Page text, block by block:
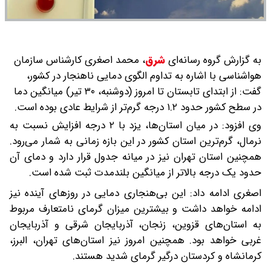
به گزارش گروه رسانه‌ایشرق، محمد اصغری کارشناس سازمان
هواشناسی با اشاره به تداوم الگوی دمایی ناهنجار در کشور،
گفت: از ابتدای تابستان تا امروز (دوشنبه، ۳۰ تیر) میانگین دما
در سطح کشور حدود ۱.۲ درجه گرم‌تر از شرایط عادی بوده است.
وی افزود: در میان استان‌ها، یزد با ۲ درجه افزایش نسبت به
نرمال، گرم‌ترین استان کشور در این بازه زمانی به شمار می‌رود.
همچنین استان تهران نیز در میانه جدول قرار دارد و دمای آن
حدود یک درجه بالاتر از میانگین بلندمدت ثبت شده است.
اصغری ادامه داد: این بی‌هنجاری دمایی در روزهای آینده نیز
ادامه خواهد داشت و بیشترین میزان گرمای نامتعارف مربوط
به استان‌های قزوین، زنجان، آذربایجان شرقی و آذربایجان
غربی خواهد بود. همچنین امروز نیز استان‌های تهران، البرز،
کرمانشاه و کردستان درگیر گرمای شدید هستند.